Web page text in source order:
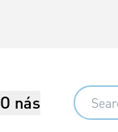
O nás Search